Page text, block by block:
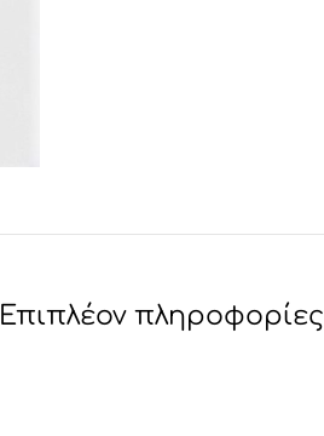
Επιπλέον πληροφορίες